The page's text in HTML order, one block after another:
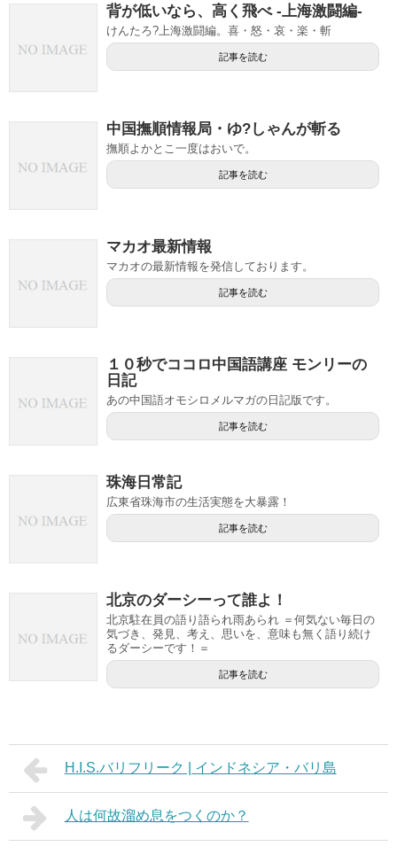
背が低いなら、高く飛べ -上海激闘編-
けんたろ?上海激闘編。喜・怒・哀・楽・斬
記事を読む
中国撫順情報局・ゆ?しゃんが斬る
撫順よかとこ一度はおいで。
記事を読む
マカオ最新情報
マカオの最新情報を発信しております。
記事を読む
１０秒でココロ中国語講座 モンリーの
日記
あの中国語オモシロメルマガの日記版です。
記事を読む
珠海日常記
広東省珠海市の生活実態を大暴露！
記事を読む
北京のダーシーって誰よ！
北京駐在員の語り語られ雨あられ ＝何気ない毎日の
気づき、発見、考え、思いを、意味も無く語り続け
るダーシーです！＝
記事を読む
H.I.S.バリフリーク | インドネシア・バリ島
人は何故溜め息をつくのか？